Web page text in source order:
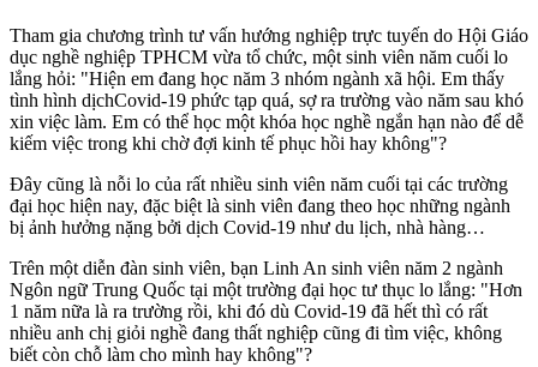
Tham gia chương trình tư vấn hướng nghiệp trực tuyến do Hội Giáo
dục nghề nghiệp TPHCM vừa tổ chức, một sinh viên năm cuối lo
lắng hỏi: "Hiện em đang học năm 3 nhóm ngành xã hội. Em thấy
tình hình dịchCovid-19 phức tạp quá, sợ ra trường vào năm sau khó
xin việc làm. Em có thể học một khóa học nghề ngắn hạn nào để dễ
kiếm việc trong khi chờ đợi kinh tế phục hồi hay không"?
Đây cũng là nỗi lo của rất nhiều sinh viên năm cuối tại các trường
đại học hiện nay, đặc biệt là sinh viên đang theo học những ngành
bị ảnh hưởng nặng bởi dịch Covid-19 như du lịch, nhà hàng…
Trên một diễn đàn sinh viên, bạn Linh An sinh viên năm 2 ngành
Ngôn ngữ Trung Quốc tại một trường đại học tư thục lo lắng: "Hơn
1 năm nữa là ra trường rồi, khi đó dù Covid-19 đã hết thì có rất
nhiều anh chị giỏi nghề đang thất nghiệp cũng đi tìm việc, không
biết còn chỗ làm cho mình hay không"?